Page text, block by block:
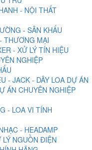
- NỘI THẤT
- SÂN KHẤU
THƯƠNG MẠI
- XỬ LÝ TÍN HIỆU
NGHIỆP
- JACK - DÂY LOA DỰ ÁN
ÁN CHUYÊN NGHIỆP
- LOA VI TÍNH
- HEADAMP
NGUỒN ĐIỆN